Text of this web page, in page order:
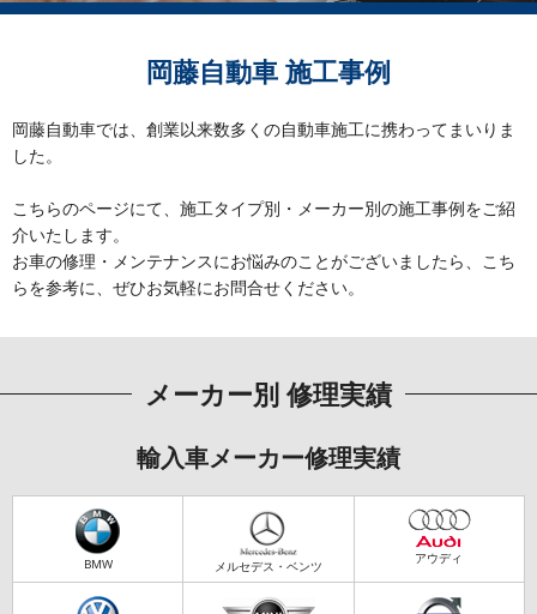
岡藤自動車 施工事例
岡藤自動車では、創業以来数多くの自動車施工に携わってまいりま
した。
こちらのページにて、施工タイプ別・メーカー別の施工事例をご紹
介いたします。
お車の修理・メンテナンスにお悩みのことがございましたら、こち
らを参考に、ぜひお気軽にお問合せください。
メーカー別 修理実績
輸入車メーカー修理実績
BMW メルセデス・ベンツ アウディ